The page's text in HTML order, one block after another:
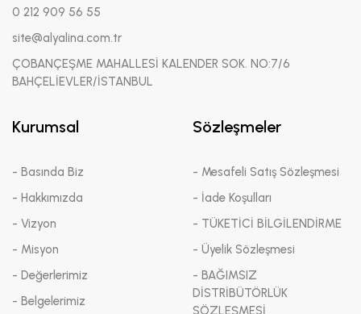
0 212 909 56 55
site@alyalina.com.tr
ÇOBANÇEŞME MAHALLESİ KALENDER SOK. NO:7/6
BAHÇELİEVLER/İSTANBUL
Kurumsal
- Basında Biz
- Hakkımızda
- Vizyon
- Misyon
- Değerlerimiz
- Belgelerimiz
Sözleşmeler
- Mesafeli Satış Sözleşmesi
- İade Koşulları
- TÜKETİCİ BİLGİLENDİRME
- Üyelik Sözleşmesi
- BAĞIMSIZ
DİSTRİBÜTÖRLÜK
SÖZLEŞMESİ